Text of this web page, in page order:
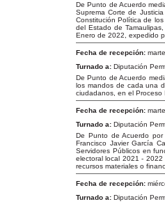
De Punto de Acuerdo
Suprema Corte de
Constitución Política de
del Estado de
Enero de 2022, expedido
Fecha de recepción:
Turnado a: Diputación
De Punto de Acuerdo
los mandos de cada una
ciudadanos, en el
Fecha de recepción:
Turnado a: Diputación
De Punto de Acuerdo
Francisco Javier García
Servidores Públicos en
electoral local 2021 -
recursos materiales o
Fecha de recepción:
Turnado a: Diputación